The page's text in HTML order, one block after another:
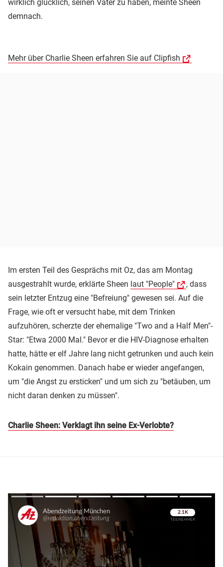
wirklich glücklich, seinen Vater zu haben, meinte Sheen
demnach.
Mehr über Charlie Sheen erfahren Sie auf Clipfish
Im ersten Teil des Gesprächs mit Oz, das am Montag
ausgestrahlt wurde, erklärte Sheen laut "People"
, dass
sein letzter Entzug eine "Befreiung" gewesen sei. Auf die
Frage, wie oft er versucht habe, mit dem Trinken
aufzuhören, scherzte der ehemalige "Two and a Half Men"-
Star: "Etwa 2000 Mal." Bevor er die HIV-Diagnose erhalten
hatte, hätte er elf Jahre lang nicht getrunken und auch kein
Kokain genommen. Danach habe er wieder angefangen,
um "die Angst zu ersticken" und um sich zu "betäuben, um
nicht daran denken zu müssen".
Charlie Sheen: Verklagt ihn seine Ex-Verlobte?
Überspringen